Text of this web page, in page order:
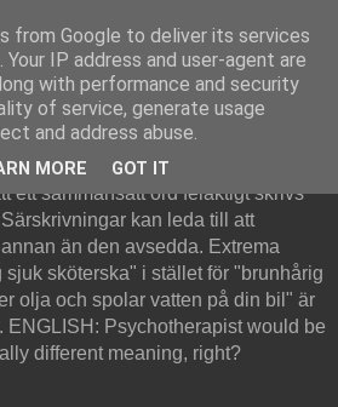
ett sammansatt ord felaktigt skrivs
kan leda till att
än den avsedda. Extrema
sköterska" i stället för "brunhårig
olja och spolar vatten på din bil" är
ENGLISH: Psychotherapist would be
different meaning, right?
from Google to deliver its services
IP address and user-agent are
with performance and security
of service, generate usage
and address abuse.
MORE GOT IT